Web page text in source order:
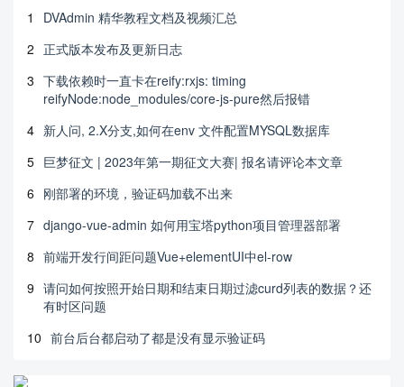
1
DVAdmin 精华教程文档及视频汇总
2 正式版本发布及更新日志
3 下载依赖时一直卡在reify:rxjs: timing
reifyNode:node_modules/core-js-pure然后报错
4 新人问, 2.X分支,如何在env 文件配置MYSQL数据库
5 巨梦征文 | 2023年第一期征文大赛| 报名请评论本文章
6 刚部署的环境，验证码加载不出来
7 django-vue-admin 如何用宝塔python项目管理器部署
8 前端开发行间距问题Vue+elementUI中el-row
9 请问如何按照开始日期和结束日期过滤curd列表的数据？还
有时区问题
10 前台后台都启动了都是没有显示验证码